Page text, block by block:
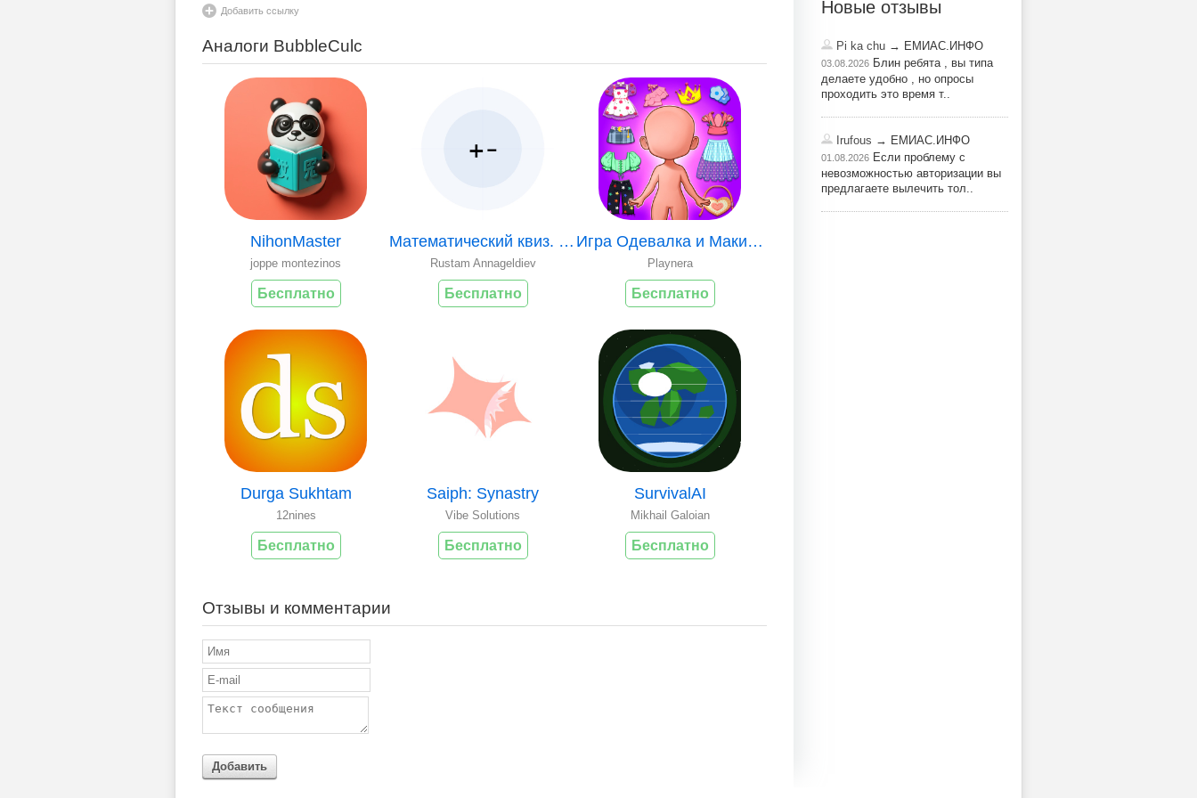
Добавить ссылку
Аналоги BubbleCulc
NihonMaster
joppe montezinos
Бесплатно
Математический квиз. 1й класс
Rustam Annageldiev
Бесплатно
Игра Одевалка и Макияж Куклы
Playnera
Бесплатно
Durga Sukhtam
12nines
Бесплатно
Saiph: Synastry
Vibe Solutions
Бесплатно
SurvivalAI
Mikhail Galoian
Бесплатно
Отзывы и комментарии
Добавить
Новые отзывы
Pi ka chu → ЕМИАС.ИНФО
03.08.2026 Блин ребята , вы типа
делаете удобно , но опросы
проходить это время т..
Irufous → ЕМИАС.ИНФО
01.08.2026 Если проблему с
невозможностью авторизации вы
предлагаете вылечить тол..